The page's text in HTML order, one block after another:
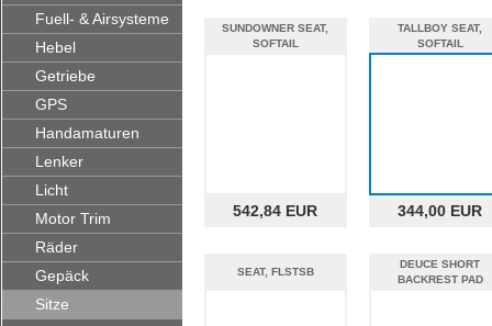
Fuell- & Airsysteme
Hebel
Getriebe
GPS
Handamaturen
Lenker
Licht
Motor Trim
Räder
Gepäck
Sitze
SUNDOWNER SEAT,
SOFTAIL
542,84 EUR
TALLBOY SEAT,
SOFTAIL
344,00 EUR
SEAT, FLSTSB
DEUCE SHORT
BACKREST PAD